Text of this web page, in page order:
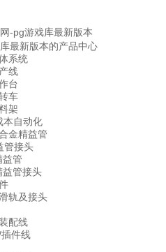
-pg游戏库最新版本
最新版本的产品中心
系统
线
台
车
架
本自动化
金精益管
管接头
益管
益管接头
轨及接头
配线
件线